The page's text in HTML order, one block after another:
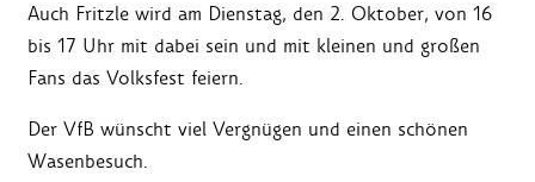
Auch Fritzle wird am Dienstag, den 2. Oktober, von 16
bis 17 Uhr mit dabei sein und mit kleinen und großen
Fans das Volksfest feiern.
Der VfB wünscht viel Vergnügen und einen schönen
Wasenbesuch.